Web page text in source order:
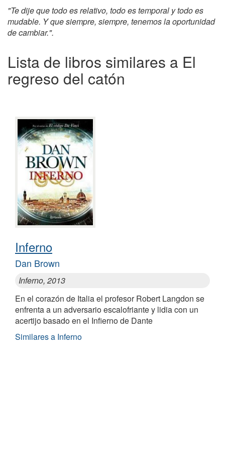
"Te dije que todo es relativo, todo es temporal y todo es
mudable. Y que siempre, siempre, tenemos la oportunidad
de cambiar.".
Lista de libros similares a El
regreso del catón
Inferno
Dan Brown
Inferno, 2013
En el corazón de Italia el profesor Robert Langdon se
enfrenta a un adversario escalofriante y lidia con un
acertijo basado en el Infierno de Dante
Similares a Inferno